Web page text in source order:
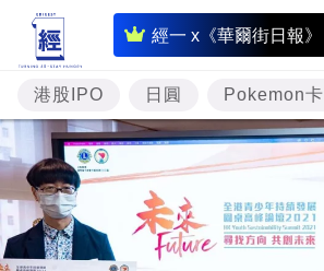
經一 x《華爾街日報》
即
時
財
經
題
投
資
港股IPO 日圓 Pokemon卡